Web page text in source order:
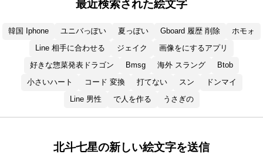
最近検索された絵文字
韓国 Iphone ユニバっぽい 夏っぽい Gboard 履歴 削除
ホモォ
Line 相手に合わせる
ジェイク
画像をにするアプリ
好きな惣菜発表ドラゴン
Bmsg 海外 スラング
Btob
小さいハート
コード 変換 打てない スン
ドンマイ
Line 男性
で人を作る うさぎの
北斗七星の新しい絵文字を送信